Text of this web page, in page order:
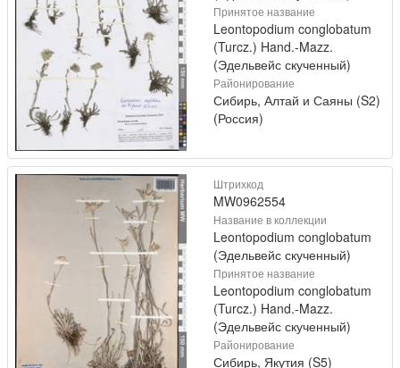
Принятое название
Leontopodium conglobatum
(Turcz.) Hand.-Mazz.
(Эдельвейс скученный)
Районирование
Сибирь, Алтай и Саяны (S2)
(Россия)
Штрихкод
MW0962554
Название в коллекции
Leontopodium conglobatum
(Эдельвейс скученный)
Принятое название
Leontopodium conglobatum
(Turcz.) Hand.-Mazz.
(Эдельвейс скученный)
Районирование
Сибирь, Якутия (S5)